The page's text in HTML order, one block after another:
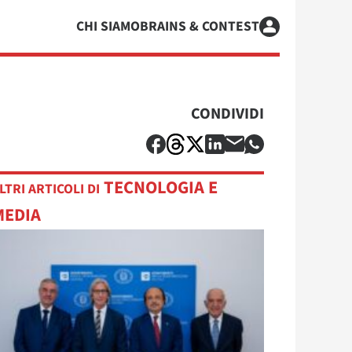
CHI SIAMOBRAINS & CONTEST
CONDIVIDI
ARTICOLI DI TECNOLOGIA E